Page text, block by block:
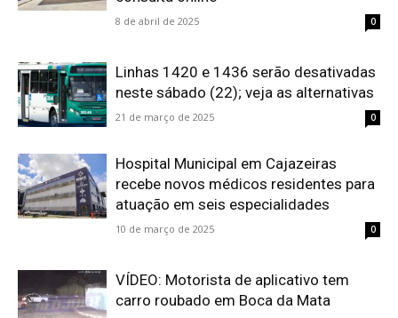
8 de abril de 2025 0
Linhas 1420 e 1436 serão desativadas
neste sábado (22); veja as alternativas
21 de março de 2025 0
Hospital Municipal em Cajazeiras
recebe novos médicos residentes para
atuação em seis especialidades
10 de março de 2025 0
VÍDEO: Motorista de aplicativo tem
carro roubado em Boca da Mata